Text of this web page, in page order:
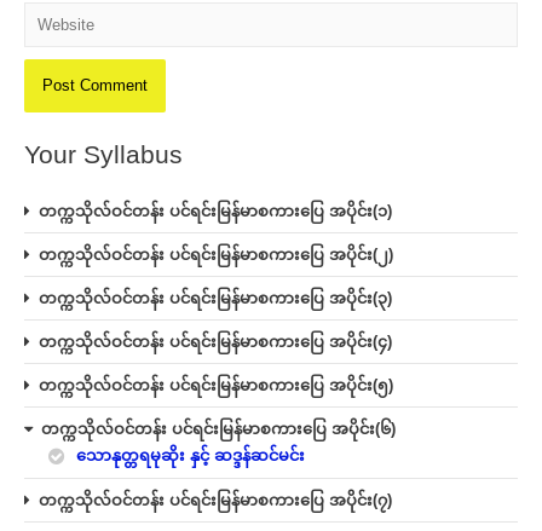
Your Syllabus
တက္ကသိုလ်ဝင်တန်း ပင်ရင်းမြန်မာစကားပြေ အပိုင်း(၁)
တက္ကသိုလ်ဝင်တန်း ပင်ရင်းမြန်မာစကားပြေ အပိုင်း(၂)
တက္ကသိုလ်ဝင်တန်း ပင်ရင်းမြန်မာစကားပြေ အပိုင်း(၃)
တက္ကသိုလ်ဝင်တန်း ပင်ရင်းမြန်မာစကားပြေ အပိုင်း(၄)
တက္ကသိုလ်ဝင်တန်း ပင်ရင်းမြန်မာစကားပြေ အပိုင်း(၅)
တက္ကသိုလ်ဝင်တန်း ပင်ရင်းမြန်မာစကားပြေ အပိုင်း(၆)
သောနုတ္တရမုဆိုး နှင့် ဆဒ္ဒန်ဆင်မင်း
တက္ကသိုလ်ဝင်တန်း ပင်ရင်းမြန်မာစကားပြေ အပိုင်း(၇)